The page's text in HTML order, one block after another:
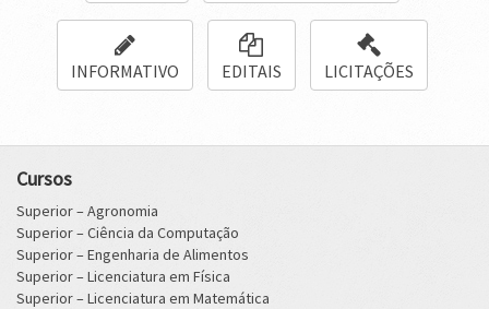
INFORMATIVO EDITAIS LICITAÇÕES
Cursos
Superior – Agronomia
Superior – Ciência da Computação
Superior – Engenharia de Alimentos
Superior – Licenciatura em Física
Superior – Licenciatura em Matemática